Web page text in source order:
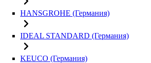
HANSGROHE (Германия)
IDEAL STANDARD (Германия)
KEUCO (Германия)